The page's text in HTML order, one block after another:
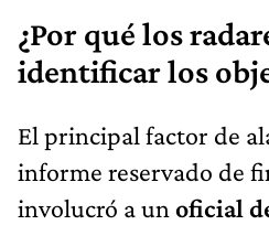
¿Por qué los
identificar los
El principal factor de
informe reservado de
involucró a un oficial